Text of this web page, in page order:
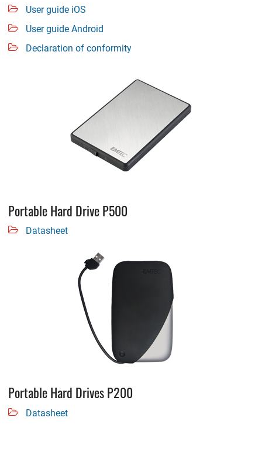
User guide iOS
User guide Android
Declaration of conformity
Portable Hard Drive P500
Datasheet
Portable Hard Drives P200
Datasheet